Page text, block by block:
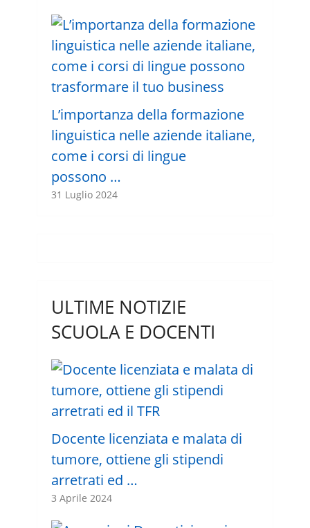
L’importanza della formazione
linguistica nelle aziende italiane,
come i corsi di lingue
possono …
31 Luglio 2024
ULTIME NOTIZIE
SCUOLA E DOCENTI
Docente licenziata e malata di
tumore, ottiene gli stipendi
arretrati ed …
3 Aprile 2024